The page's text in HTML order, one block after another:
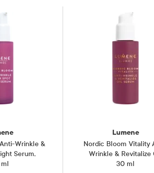
Wrinkle &
Serum,
Lumene
Nordic Bloom Vitality
Wrinkle & Revitalize
Serum,
30 ml